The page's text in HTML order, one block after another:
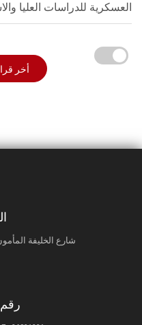
العسكرية للدراسات العليا
أخر
شارع الخليفة
رقم